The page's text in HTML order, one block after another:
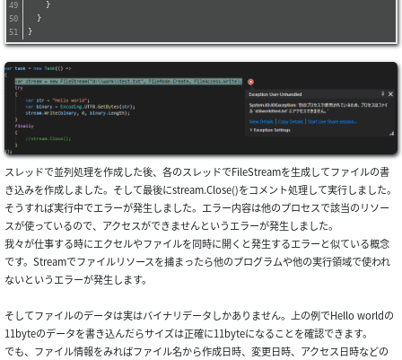
    }
  }
}
スレッドで並列処理を作成した後、各のスレッドでFileStreamを生成してファイルの書
き込みを作成しました。そして最後にstream.Close()をコメント処理して実行しました。
そうすれば実行中でエラーが発生しました。エラー内容は他のプロセスで該当のリソー
スが使っているので、アクセスができませんというエラーが発生しました。
我々が仕事する時にエクセルやファイルを同時に開くと発生するエラーと似ている概念
です。Streamでファイルリソースを捕まったら他のプログラムや他の実行領域で使われ
ないというエラーが発生します。
そしてファイルのデータは実はバイナリデータしかありません。上の例でHello worldの
11byteのデータを書き込んだらサイズは正確に11byteになることを確認できます。
でも、ファイル情報をみればファイル名から作成日時、変更日時、アクセス日時などの